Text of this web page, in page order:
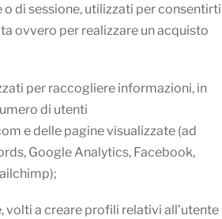
di sessione, utilizzati per consentirti
ovvero per realizzare un acquisto
per raccogliere informazioni, in
di utenti
e delle pagine visualizzate (ad
Google Analytics, Facebook,
volti a creare profili relativi all’utente